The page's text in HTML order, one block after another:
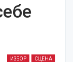
ИЗБОР СЦЕНА